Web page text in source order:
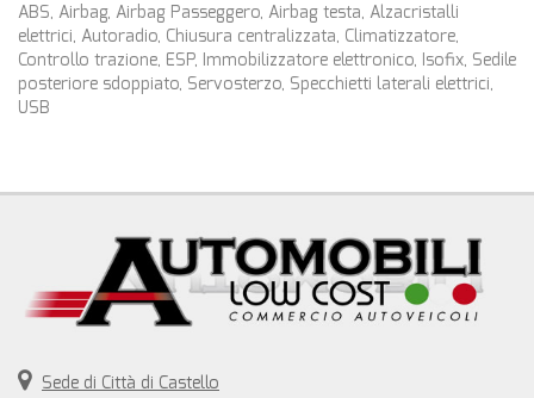
ABS, Airbag, Airbag Passeggero, Airbag testa, Alzacristalli
elettrici, Autoradio, Chiusura centralizzata, Climatizzatore,
Controllo trazione, ESP, Immobilizzatore elettronico, Isofix, Sedile
posteriore sdoppiato, Servosterzo, Specchietti laterali elettrici,
USB
Sede di Città di Castello